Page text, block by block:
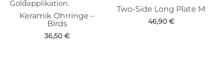
Keramik Ohrringe –
Birds
36,50 €
Two-Side Long Plate M
46,90 €